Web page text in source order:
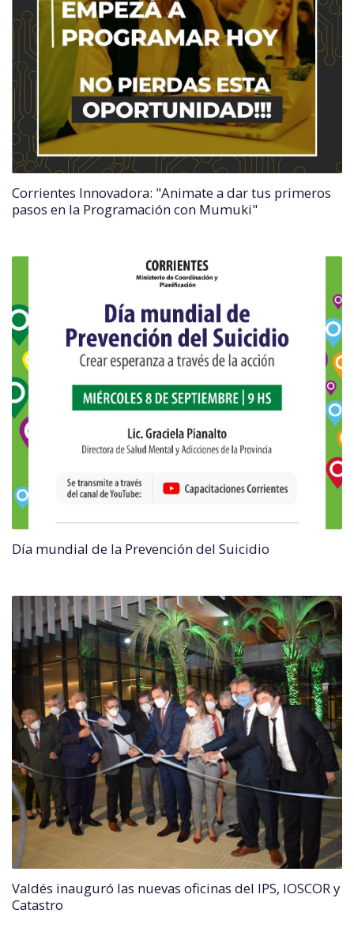
Corrientes Innovadora: "Animate a dar tus primeros
pasos en la Programación con Mumuki"
Día mundial de la Prevención del Suicidio
Valdés inauguró las nuevas oficinas del IPS, IOSCOR y
Catastro